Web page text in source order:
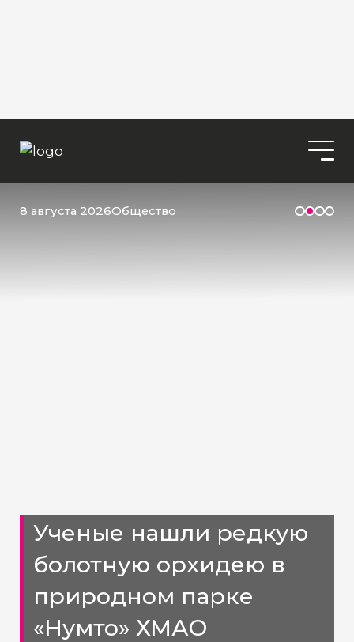
8 августа 2026Общество
Ученые нашли редкую
болотную орхидею в
природном парке
«Нумто» ХМАО